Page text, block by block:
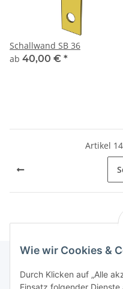
Schallwand SB 36
ab 40,00 € *
Artikel
Informationen
Wie wir Cookies &
Durch Klicken auf „Alle